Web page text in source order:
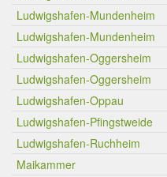
Ludwigshafen-Mundenheim
Ludwigshafen-Mundenheim
Ludwigshafen-Oggersheim
Ludwigshafen-Oggersheim
Ludwigshafen-Oppau
Ludwigshafen-Pfingstweide
Ludwigshafen-Ruchheim
Maikammer